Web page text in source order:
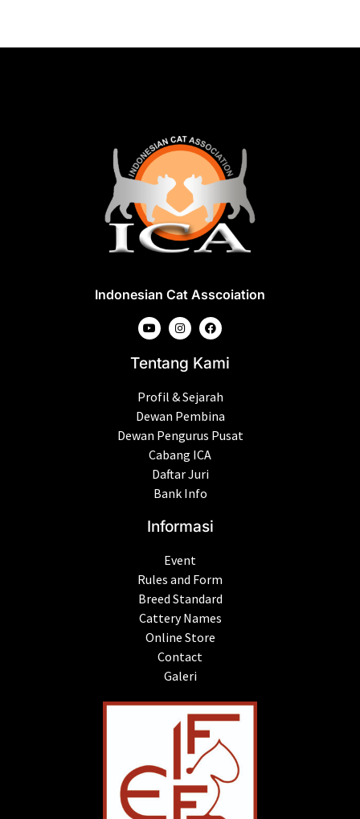
Indonesian Cat Asscoiation
Tentang Kami
Profil & Sejarah
Dewan Pembina
Dewan Pengurus Pusat
Cabang ICA
Daftar Juri
Bank Info
Informasi
Event
Rules and Form
Breed Standard
Cattery Names
Online Store
Contact
Galeri